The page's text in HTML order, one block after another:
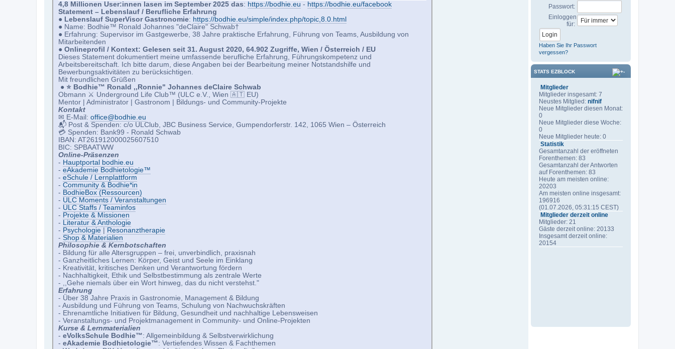
4,8 Millionen User:innen lasen im September 2025 das: https://bodhie.eu - https://bodhie.eu/facebook
Statement – Lebenslauf / Berufliche Erfahrung
● Lebenslauf SuperVisor Gastronomie: https://bodhie.eu/simple/index.php/topic,8.0.html
● Name: Bodhie™ Ronald Johannes "deClaire" Schwab†
● Erfahrung: Supervisor im Gastgewerbe, 38 Jahre praktische Erfahrung, Führung von Teams, Ausbildung von
Mitarbeitenden
● Onlineprofil / Kontext: Gelesen seit 31. August 2020, 64.902 Zugriffe, Wien / Österreich / EU
Dieses Statement dokumentiert meine umfassende berufliche Erfahrung, Führungskompetenz und
Arbeitsbereitschaft. Ich bitte darum, diese Angaben bei der Bearbeitung meiner Notstandshilfe und
Bewerbungsaktivitäten zu berücksichtigen.
Mit freundlichen Grüßen
● ⭐️ Bodhie™ Ronald ,,Ronnie" Johannes deClaire Schwab
Obmann ⚔ Underground Life Club™ (ULC e.V., Wien 🇦🇹 EU)
Mentor | Administrator | Gastronom | Bildungs- und Community-Projekte
Kontakt
✉ E-Mail: office@bodhie.eu
📬 Post & Spenden: c/o ULClub, JBC Business Service, Gumpendorferstr. 142, 1065 Wien – Österreich
💳 Spenden: Bank99 - Ronald Schwab
IBAN: AT261912000025607510
BIC: SPBAATWW
Online-Präsenzen
- Hauptportal bodhie.eu
- eAkademie Bodhietologie™
- eSchule / Lernplattform
- Community & Bodhie*in
- BodhieBox (Ressourcen)
- ULC Moments / Veranstaltungen
- ULC Staffs / Teaminfos
- Projekte & Missionen
- Literatur & Anthologie
- Psychologie
Resonanztherapie
- Shop & Materialien
Philosophie & Kernbotschaften
- Bildung für alle Altersgruppen – frei, unverbindlich, praxisnah
- Ganzheitliches Lernen: Körper, Geist und Seele im Einklang
- Kreativität, kritisches Denken und Verantwortung fördern
- Nachhaltigkeit, Ethik und Selbstbestimmung als zentrale Werte
- ,,Gehe niemals über ein Wort hinweg, das du nicht verstehst."
Erfahrung
- Über 38 Jahre Praxis in Gastronomie, Management & Bildung
- Ausbildung und Führung von Teams, Schulung von Nachwuchskräften
- Ehrenamtliche Initiativen für Bildung, Gesundheit und nachhaltige Lebensweisen
- Veranstaltungs- und Projektmanagement in Community- und Online-Projekten
Kurse & Lernmaterialien
- eVolksSchule Bodhie™: Allgemeinbildung & Selbstverwirklichung
- eAkademie Bodhietologie™: Vertiefendes Wissen & Fachthemen
Passwort:
Einloggen
für:
Haben Sie Ihr Passwort
vergessen?
STATS EZBLOCK
Mitglieder
Mitglieder insgesamt: 7
Neustes Mitglied: nifnif
Neue Mitglieder diesen Monat:
0
Neue Mitglieder diese Woche:
0
Neue Mitglieder heute: 0
Statistik
Gesamtanzahl der eröffneten
Forenthemen: 83
Gesamtanzahl der Antworten
auf Forenthemen: 83
Heute am meisten online:
20203
Am meisten online insgesamt:
196916
(01.07.2026, 05:31:15 CEST)
Mitglieder derzeit online
Mitglieder: 21
Gäste derzeit online: 20133
Insgesamt derzeit online:
20154